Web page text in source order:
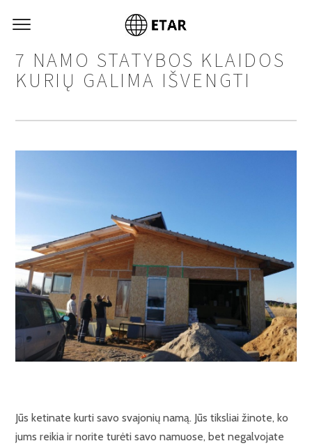
7 NAMO STATYBOS KLAIDOS
KURIŲ GALIMA IŠVENGTI
Jūs ketinate kurti savo svajonių namą. Jūs tiksliai žinote, ko
jums reikia ir norite turėti savo namuose, bet negalvojate